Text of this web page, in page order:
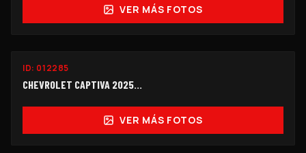
VER MÁS FOTOS
ID: 012285
CHEVROLET CAPTIVA 2025...
VER MÁS FOTOS